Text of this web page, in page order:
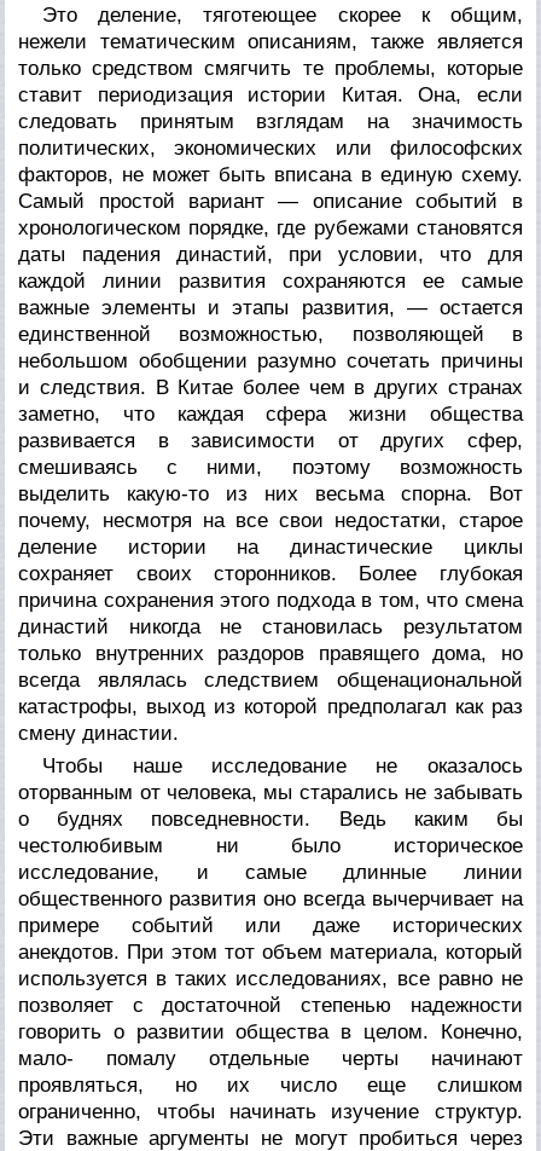
Это деление, тяготеющее скорее к общим,
нежели тематическим описаниям, также является
только средством смягчить те проблемы, которые
ставит периодизация истории Китая. Она, если
следовать принятым взглядам на значимость
политических, экономических или философских
факторов, не может быть вписана в единую схему.
Самый простой вариант — описание событий в
хронологическом порядке, где рубежами становятся
даты падения династий, при условии, что для
каждой линии развития сохраняются ее самые
важные элементы и этапы развития, — остается
единственной возможностью, позволяющей в
небольшом обобщении разумно сочетать причины
и следствия. В Китае более чем в других странах
заметно, что каждая сфера жизни общества
развивается в зависимости от других сфер,
смешиваясь с ними, поэтому возможность
выделить какую-то из них весьма спорна. Вот
почему, несмотря на все свои недостатки, старое
деление истории на династические циклы
сохраняет своих сторонников. Более глубокая
причина сохранения этого подхода в том, что смена
династий никогда не становилась результатом
только внутренних раздоров правящего дома, но
всегда являлась следствием общенациональной
катастрофы, выход из которой предполагал как раз
смену династии.
Чтобы наше исследование не оказалось
оторванным от человека, мы старались не забывать
о буднях повседневности. Ведь каким бы
честолюбивым ни было историческое
исследование, и самые длинные линии
общественного развития оно всегда вычерчивает на
примере событий или даже исторических
анекдотов. При этом тот объем материала, который
используется в таких исследованиях, все равно не
позволяет с достаточной степенью надежности
говорить о развитии общества в целом. Конечно,
мало- помалу отдельные черты начинают
проявляться, но их число еще слишком
ограниченно, чтобы начинать изучение структур.
Эти важные аргументы не могут пробиться через